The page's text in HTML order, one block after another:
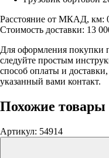
Расстояние от МКАД, км:
Стоимость доставки: 13
Для оформления покупки
следуйте простым
способ оплаты и
указанный вами контакт.
Похожие товары
Артикул: 54914